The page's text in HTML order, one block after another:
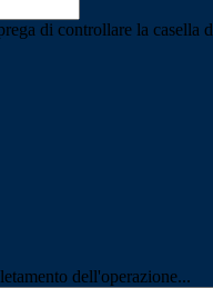
di controllare la casella
dell'operazione...